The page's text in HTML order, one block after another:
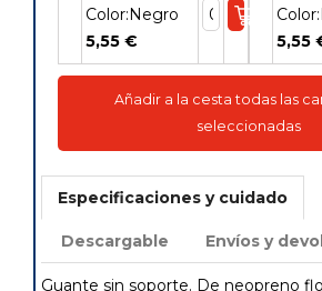
Color:Negro
5,55 €
5,55
Añadir a la cesta todas las
seleccionadas
Especificaciones y cuidado
Descargable Envíos y
Guante sin soporte. De neopreno